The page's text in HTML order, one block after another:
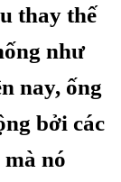
thay thế
như
nay, ống
bởi các
nó